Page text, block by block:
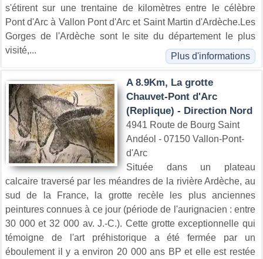
s'étirent sur une trentaine de kilomètres entre le célèbre
Pont d'Arc à Vallon Pont d'Arc et Saint Martin d'Ardèche.Les
Gorges de l'Ardèche sont le site du département le plus
visité,...
Plus d'informations
A 8.9Km, La grotte
Chauvet-Pont d'Arc
(Replique) - Direction Nord
4941 Route de Bourg Saint
Andéol - 07150 Vallon-Pont-
d'Arc
Située dans un plateau
calcaire traversé par les méandres de la rivière Ardèche, au
sud de la France, la grotte recèle les plus anciennes
peintures connues à ce jour (période de l'aurignacien : entre
30 000 et 32 000 av. J.-C.). Cette grotte exceptionnelle qui
témoigne de l'art préhistorique a été fermée par un
éboulement il y a environ 20 000 ans BP et elle est restée